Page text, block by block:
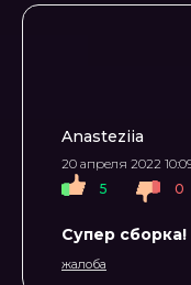
Anasteziia
20 апреля 2022
5
0
Супер сборка!
жалоба